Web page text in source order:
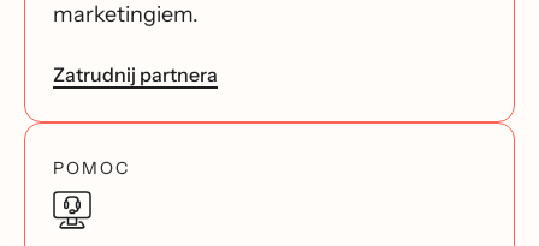
marketingiem.
Zatrudnij partnera
POMOC